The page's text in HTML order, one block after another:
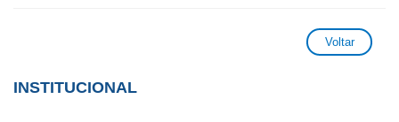
Voltar
INSTITUCIONAL